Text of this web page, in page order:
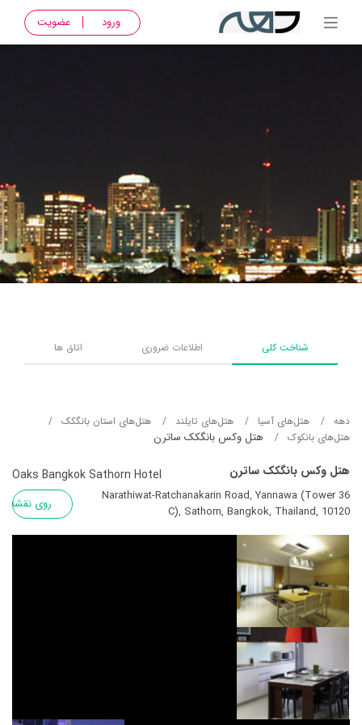
ورود عضویت
شناخت کلی اطلاعات ضروری اتاق ها
دهه هتل‌های آسيا هتل‌های تایلند
هتل‌های استان بانگکک
هتل‌های بانکوک
هتل وکس بانگکک ساترن
هتل وکس بانگکک ساترن Oaks Bangkok Sathorn Hotel
36 Narathiwat-Ratchanakarin Road, Yannawa (Tower
C), Sathorn, Bangkok, Thailand, 10120
روی نقشه